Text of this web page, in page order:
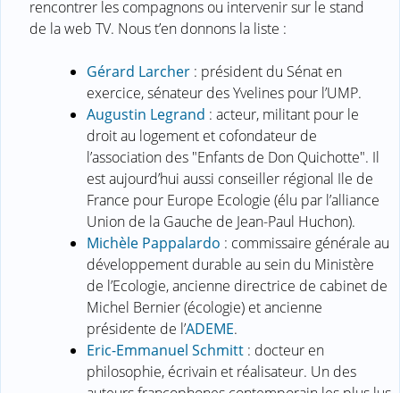
rencontrer les compagnons ou intervenir sur le stand
de la web TV. Nous t’en donnons la liste :
Gérard Larcher : président du Sénat en
exercice, sénateur des Yvelines pour l’UMP.
Augustin Legrand : acteur, militant pour le
droit au logement et cofondateur de
l’association des "Enfants de Don Quichotte". Il
est aujourd’hui aussi conseiller régional Ile de
France pour Europe Ecologie (élu par l’alliance
Union de la Gauche de Jean-Paul Huchon).
Michèle Pappalardo : commissaire générale au
développement durable au sein du Ministère
de l’Ecologie, ancienne directrice de cabinet de
Michel Bernier (écologie) et ancienne
présidente de l’ADEME.
Eric-Emmanuel Schmitt : docteur en
philosophie, écrivain et réalisateur. Un des